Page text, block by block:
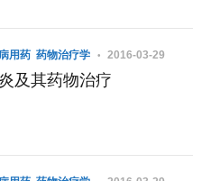
用药 药物治疗学 2016-03-29
及其药物治疗